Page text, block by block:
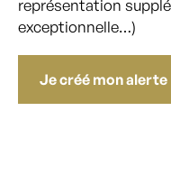
représentation
exceptionnelle…)
Je créé mon alerte